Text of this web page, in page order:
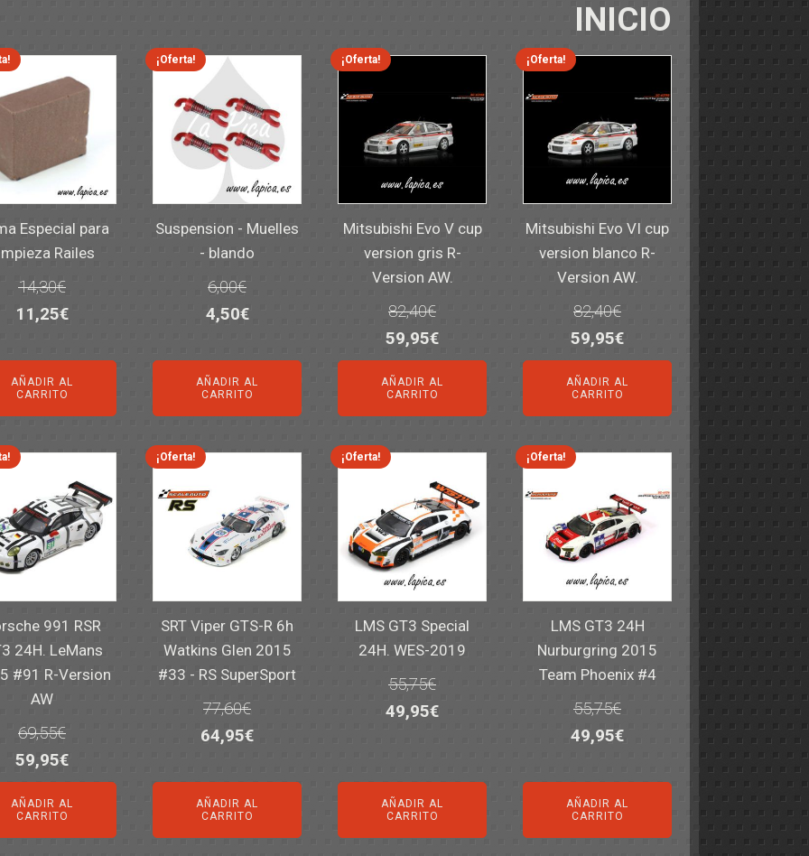
INICIO
Especial para
Railes
14,30€
El
original
era:
14,30€.
11,25€El
actual
11,25€.
AÑADIR AL
CARRITO
¡Oferta!
Suspension - Muelles
- blando
6,00€
El
original
era:
6,00€.
4,50€El
actual
es:
4,50€.
AÑADIR AL
CARRITO
¡Oferta!
Mitsubishi Evo V cup
version gris R-
Version AW.
82,40€
El
precio
original
era:
82,40€.
59,95€El
precio
actual
es:
AÑADIR AL
CARRITO
¡Oferta!
Mitsubishi Evo VI cup
version blanco R-
Version AW.
82,40€
El
precio
original
era:
82,40€.
59,95€El
precio
actual
es:
AÑADIR AL
CARRITO
991 RSR
24H. LeMans
#91 R-Version
AW
69,55€
El
precio
original
era:
59,95€El
precio
actual
es:
AÑADIR AL
CARRITO
¡Oferta!
SRT Viper GTS-R 6h
Watkins Glen 2015
#33 - RS SuperSport
77,60€
El
original
era:
77,60€.
64,95€El
actual
64,95€.
AÑADIR AL
CARRITO
¡Oferta!
LMS GT3 Special
24H. WES-2019
55,75€
El
55,75€.
49,95€El
AÑADIR AL
CARRITO
¡Oferta!
LMS GT3 24H
Nurburgring 2015
Team Phoenix #4
55,75€
El
original
era:
55,75€.
49,95€El
actual
49,95€.
AÑADIR AL
CARRITO